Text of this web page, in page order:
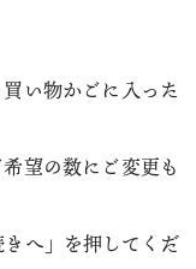
い物かごに入った
望の数にご変更も
へ」を押してくだ